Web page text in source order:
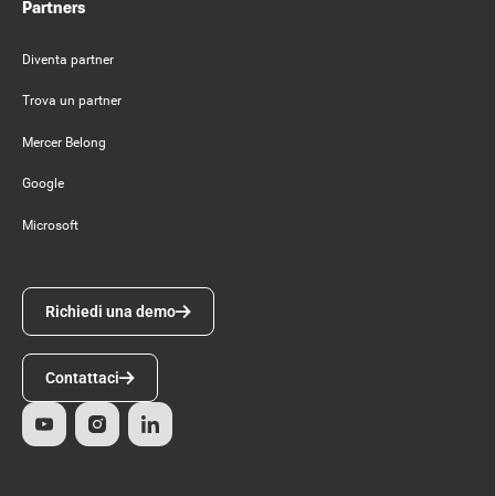
Partners
Diventa partner
Trova un partner
Mercer Belong
Google
Microsoft
Richiedi una demo
Richiedi una demo
Contattaci
Contattaci